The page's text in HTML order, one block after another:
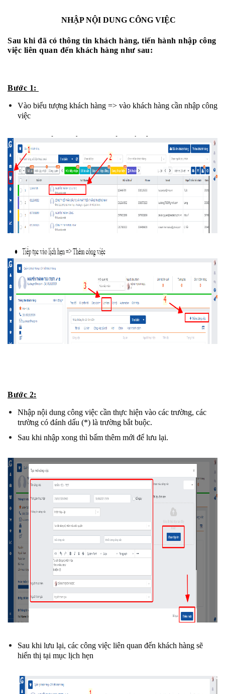
NHẬP NỘI DUNG CÔNG VIỆC
Sau khi đã có thông tin khách hàng, tiến hành nhập công
việc liên quan đến khách hàng như sau:
Bước 1:
Vào biểu tượng khách hàng => vào khách hàng cần nhập công
việc
Bước 2:
Nhập nội dung công việc cần thực hiện vào các trường, các
trường có đánh dấu (*) là trường bắt buộc.
Sau khi nhập xong thì bấm thêm mới để lưu lại.
Sau khi lưu lại, các công việc liên quan đến khách hàng sẽ
hiển thị tại mục lịch hẹn